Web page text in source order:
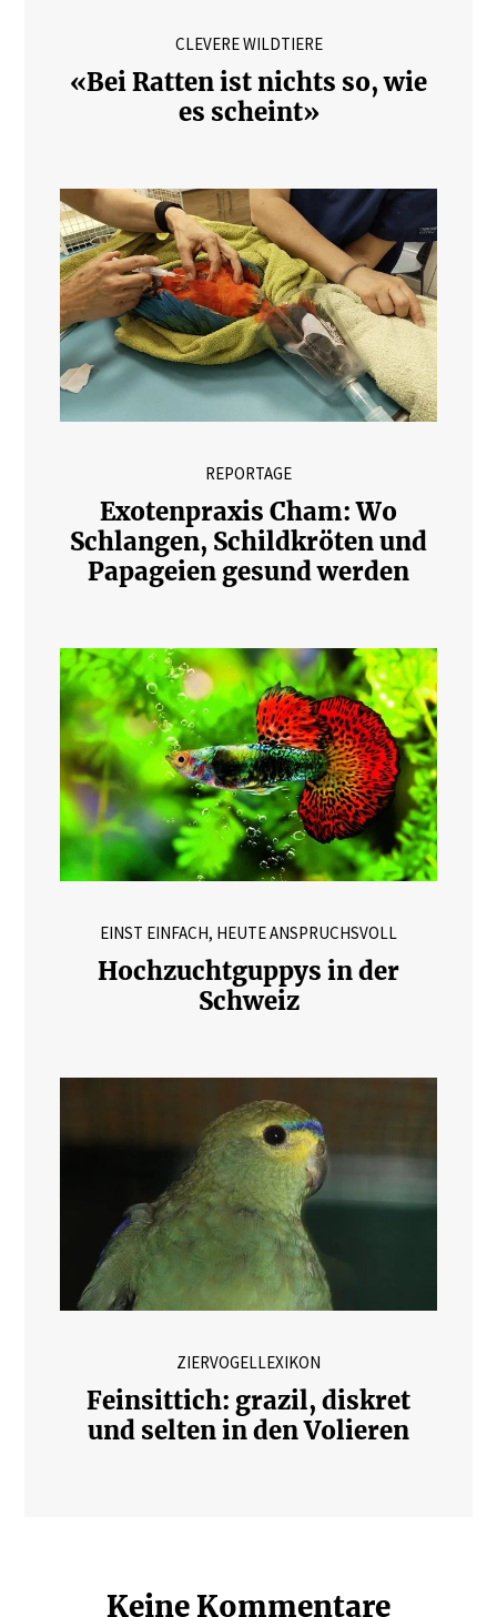
CLEVERE WILDTIERE
«Bei Ratten ist nichts so, wie
es scheint»
REPORTAGE
Exotenpraxis Cham: Wo
Schlangen, Schildkröten und
Papageien gesund werden
EINST EINFACH, HEUTE ANSPRUCHSVOLL
Hochzuchtguppys in der
Schweiz
ZIERVOGELLEXIKON
Feinsittich: grazil, diskret
und selten in den Volieren
Keine Kommentare